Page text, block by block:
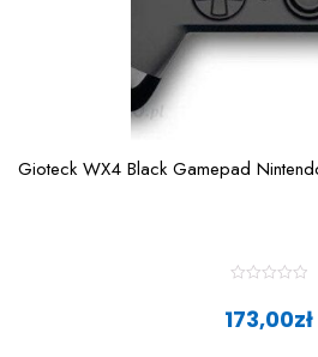
Gioteck WX4 Black Gamepad
173,00zł